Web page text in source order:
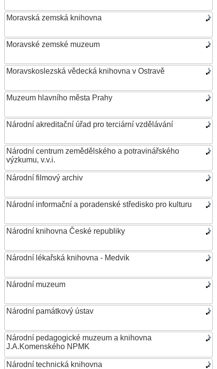
Moravská zemská knihovna
Moravské zemské muzeum
Moravskoslezská vědecká knihovna v Ostravě
Muzeum hlavního města Prahy
Národní akreditační úřad pro terciární vzdělávání
Národní centrum zemědělského a potravinářského
výzkumu, v.v.i.
Národní filmový archiv
Národní informační a poradenské středisko pro kulturu
Národní knihovna České republiky
Národní lékařská knihovna - Medvik
Národní muzeum
Národní památkový ústav
Národní pedagogické muzeum a knihovna
J.A.Komenského NPMK
Národní technická knihovna